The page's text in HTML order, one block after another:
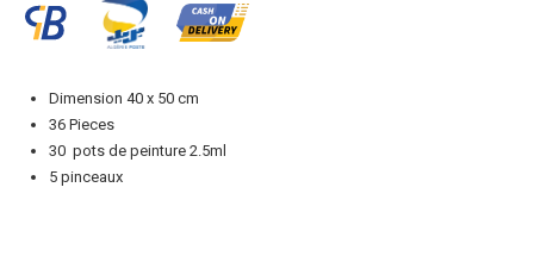
a
numérotée
TOUR
EIFFEL
36
Dimension 40 x 50 cm
36 Pieces
30 pots de peinture 2.5ml
5 pinceaux